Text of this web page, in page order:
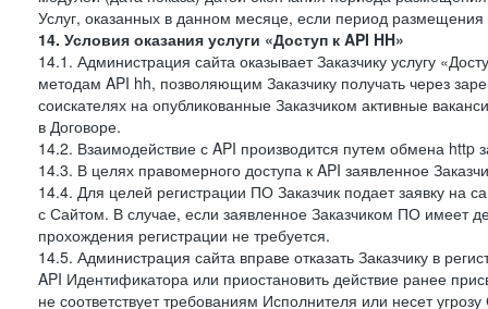
Услуг, оказанных в данном месяце, если период
14. Условия оказания услуги «Доступ к API HH»
14.1. Администрация сайта оказывает Заказчику услугу
методам API hh, позволяющим Заказчику получать через
соискателях на опубликованные Заказчиком активные
в Договоре.
14.2. Взаимодействие с API производится путем обмена
14.3. В целях правомерного доступа к API заявленное
14.4. Для целей регистрации ПО Заказчик подает заявку на
с Сайтом. В случае, если заявленное Заказчиком ПО имеет
прохождения регистрации не требуется.
14.5. Администрация сайта вправе отказать Заказчику в
API Идентификатора или приостановить действие ранее
не соответствует требованиям Исполнителя или несет